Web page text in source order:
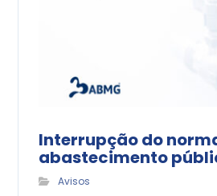
Interrupção do
abastecimento
Avisos